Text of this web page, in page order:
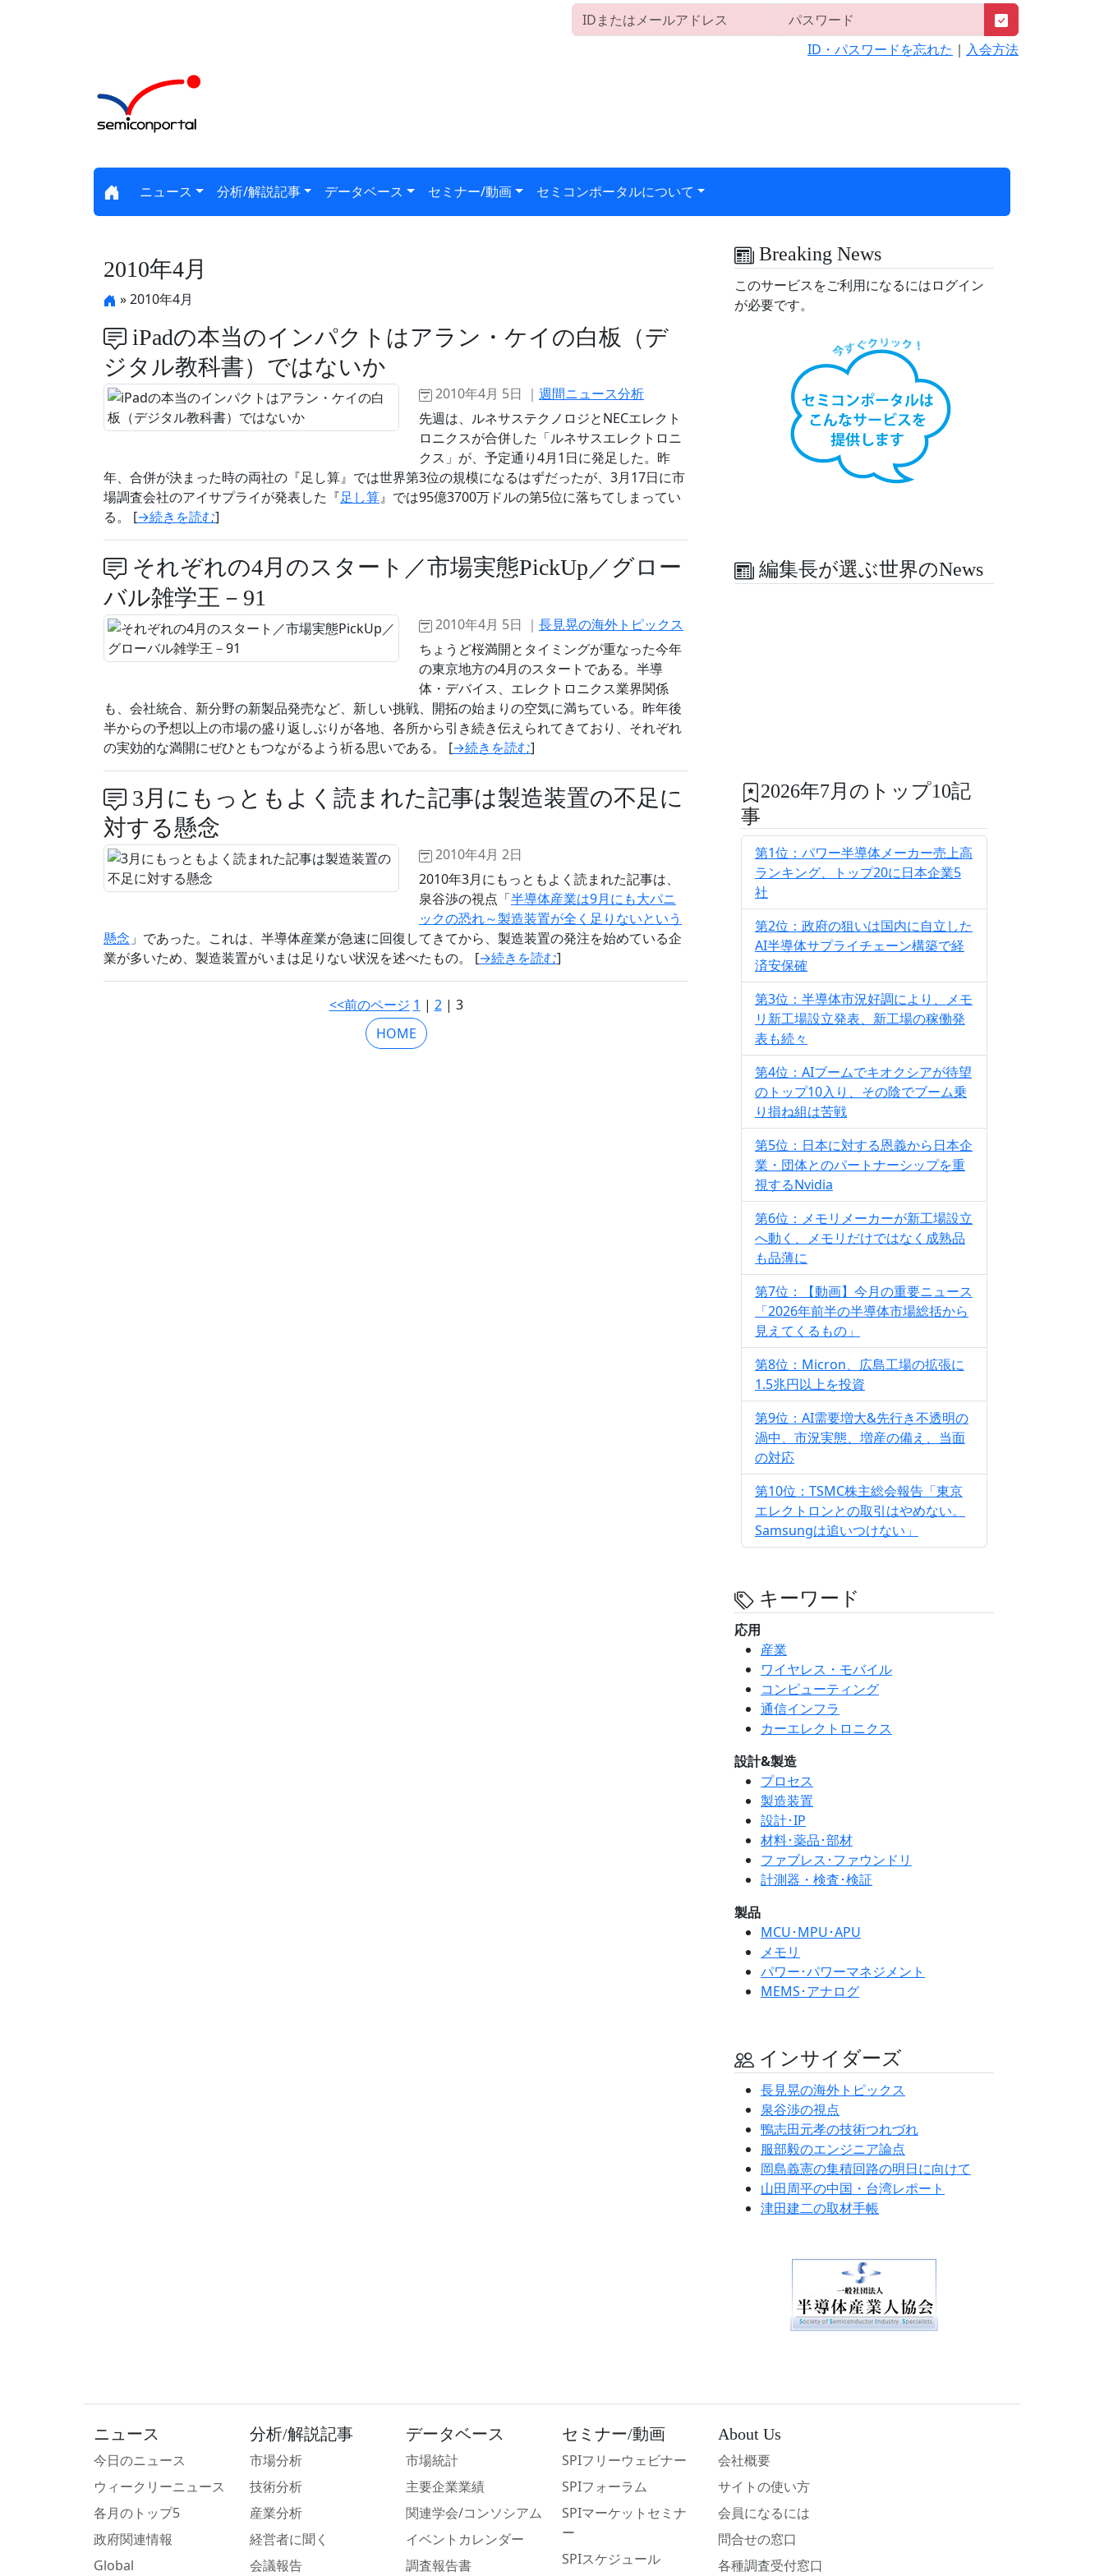
ID・パスワードを忘れた ｜ 入会方法
ニュース 分析/解説記事 データベース セミナー/動画 セミコンポータルについて
2010年4月
» 2010年4月
iPadの本当のインパクトはアラン・ケイの白板（デ
ジタル教科書）ではないか
2010年4月 5日 ｜ 週間ニュース分析
先週は、ルネサステクノロジとNECエレクト
ロニクスが合併した「ルネサスエレクトロニ
クス」が、予定通り4月1日に発足した。昨
年、合併が決まった時の両社の『足し算』では世界第3位の規模になるはずだったが、3月17日に市
場調査会社のアイサプライが発表した『足し算』では95億3700万ドルの第5位に落ちてしまってい
る。 [→続きを読む]
それぞれの4月のスタート／市場実態PickUp／グロー
バル雑学王－91
2010年4月 5日 ｜ 長見晃の海外トピックス
ちょうど桜満開とタイミングが重なった今年
の東京地方の4月のスタートである。半導
体・デバイス、エレクトロニクス業界関係
も、会社統合、新分野の新製品発売など、新しい挑戦、開拓の始まりの空気に満ちている。昨年後
半からの予想以上の市場の盛り返しぶりが各地、各所から引き続き伝えられてきており、それぞれ
の実効的な満開にぜひともつながるよう祈る思いである。 [→続きを読む]
3月にもっともよく読まれた記事は製造装置の不足に
対する懸念
2010年4月 2日
2010年3月にもっともよく読まれた記事は、
泉谷渉の視点「半導体産業は9月にも大パニ
ックの恐れ～製造装置が全く足りないという
懸念 」であった。これは、半導体産業が急速に回復してきてから、製造装置の発注を始めている企
業が多いため、製造装置がいまは足りない状況を述べたもの。 [→続きを読む]
<<前のページ 1 | 2| 3
HOME
Breaking News
このサービスをご利用になるにはログイン
が必要です。
編集長が選ぶ世界のNews
2026年7月のトップ10記
事
第1位：パワー半導体メーカー売上高
ランキング、トップ20に日本企業5
社
第2位：政府の狙いは国内に自立した
AI半導体サプライチェーン構築で経
済安保確
第3位：半導体市況好調により、メモ
リ新工場設立発表、新工場の稼働発
表も続々
第4位：AIブームでキオクシアが待望
のトップ10入り、その陰でブーム乗
り損ね組は苦戦
第5位：日本に対する恩義から日本企
業・団体とのパートナーシップを重
視するNvidia
第6位：メモリメーカーが新工場設立
へ動く、メモリだけではなく成熟品
も品薄に
第7位：【動画】今月の重要ニュース
「2026年前半の半導体市場総括から
見えてくるもの」
第8位：Micron、広島工場の拡張に
1.5兆円以上を投資
第9位：AI需要増大&先行き不透明の
渦中、市況実態、増産の備え、当面
の対応
第10位：TSMC株主総会報告「東京
エレクトロンとの取引はやめない。
Samsungは追いつけない」
キーワード
応用
産業
ワイヤレス・モバイル
コンピューティング
通信インフラ
カーエレクトロニクス
設計&製造
プロセス
製造装置
設計･IP
材料･薬品･部材
ファブレス･ファウンドリ
計測器・検査･検証
製品
MCU･MPU･APU
メモリ
パワー･パワーマネジメント
MEMS･アナログ
インサイダーズ
長見晃の海外トピックス
泉谷渉の視点
鴨志田元孝の技術つれづれ
服部毅のエンジニア論点
岡島義憲の集積回路の明日に向けて
山田周平の中国・台湾レポート
津田建二の取材手帳
ニュース
今日のニュース
ウィークリーニュース
各月のトップ5
政府関連情報
Global
分析/解説記事
市場分析
技術分析
産業分析
経営者に聞く
会議報告
データベース
市場統計
主要企業業績
関連学会/コンソシアム
イベントカレンダー
調査報告書
セミナー/動画
SPIフリーウェビナー
SPIフォーラム
SPIマーケットセミナ
ー
SPIスケジュール
About Us
会社概要
サイトの使い方
会員になるには
問合せの窓口
各種調査受付窓口